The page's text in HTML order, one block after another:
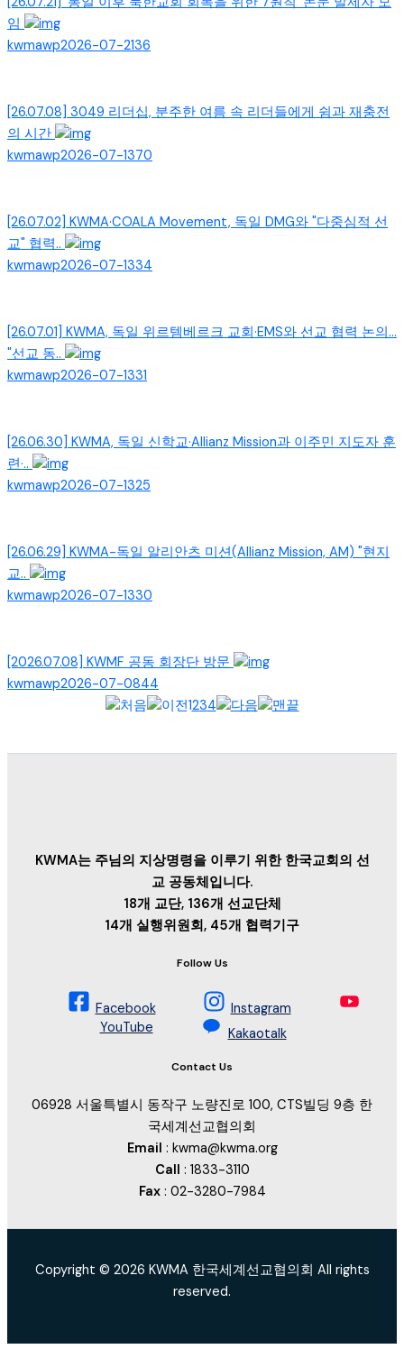
임
kwmawp2026-07-2136
[26.07.08] 3049 리더십, 분주한 여름 속 리더들에게 쉼과 재충전
의 시간
kwmawp2026-07-1370
[26.07.02] KWMA·COALA Movement, 독일 DMG와 "다중심적 선
교" 협력..
kwmawp2026-07-1334
[26.07.01] KWMA, 독일 위르템베르크 교회·EMS와 선교 협력 논의...
"선교 동..
kwmawp2026-07-1331
[26.06.30] KWMA, 독일 신학교·Allianz Mission과 이주민 지도자 훈
련·..
kwmawp2026-07-1325
[26.06.29] KWMA-독일 알리안츠 미션(Allianz Mission, AM) "현지
교..
kwmawp2026-07-1330
[2026.07.08] KWMF 공동 회장단 방문
kwmawp2026-07-0844
1234
KWMA는 주님의 지상명령을 이루기 위한 한국교회의 선
교 공동체입니다.
18개 교단, 136개 선교단체
14개 실행위원회, 45개 협력기구
Follow Us
Facebook
Instagram
YouTube
Kakaotalk
Contact Us
06928 서울특별시 동작구 노량진로 100, CTS빌딩 9층 한
국세계선교협의회
Email : kwma@kwma.org
Call : 1833-3110
Fax : 02-3280-7984
Copyright © 2026 KWMA 한국세계선교협의회 All rights
reserved.